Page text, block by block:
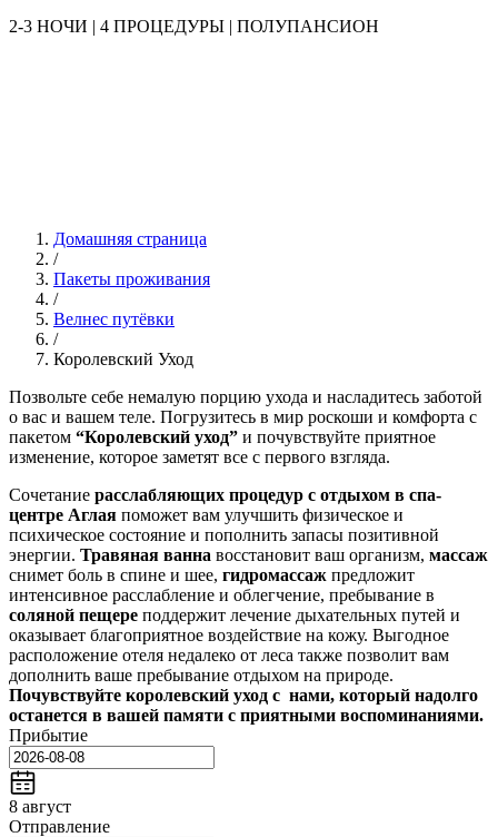
2-3 НОЧИ | 4 ПРОЦЕДУРЫ | ПОЛУПАНСИОН
Домашняя страница
/
Пакеты проживания
/
Велнес путёвки
/
Королевский Уход
Позвольте себе немалую порцию ухода и насладитесь заботой
о вас и вашем теле. Погрузитесь в мир роскоши и комфорта с
пакетом “Королевский уход” и почувствуйте приятное
изменение, которое заметят все с первого взгляда.
Сочетание расслабляющих процедур с отдыхом в спа-
центре Аглая поможет вам улучшить физическое и
психическое состояние и пополнить запасы позитивной
энергии. Травяная ванна восстановит ваш организм, массаж
снимет боль в спине и шее, гидромассаж предложит
интенсивное расслабление и облегчение, пребывание в
соляной пещере поддержит лечение дыхательных путей и
оказывает благоприятное воздействие на кожу. Выгодное
расположение отеля недалеко от леса также позволит вам
дополнить ваше пребывание отдыхом на природе.
Почувствуйте королевский уход с нами, который надолго
останется в вашей памяти с приятными воспоминаниями.
Прибытие
8 август
Отправление